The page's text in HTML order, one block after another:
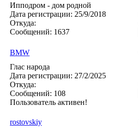
Ипподром - дом родной
Дата регистрации: 25/9/2018
Откуда:
Сообщений: 1637
BMW
Глас народа
Дата регистрации: 27/2/2025
Откуда:
Сообщений: 108
Пользователь активен!
rostovskiy